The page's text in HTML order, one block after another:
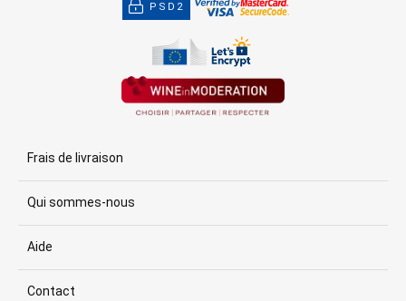
PSD2
Frais de livraison
Qui sommes-nous
Aide
Contact